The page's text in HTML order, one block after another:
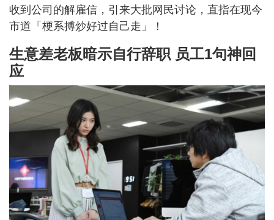
收到公司的解雇信，引来大批网民讨论，直指在现今
市道「梗系搏炒好过自己走」！
生意差老板暗示自行辞职 员工1句神回
应